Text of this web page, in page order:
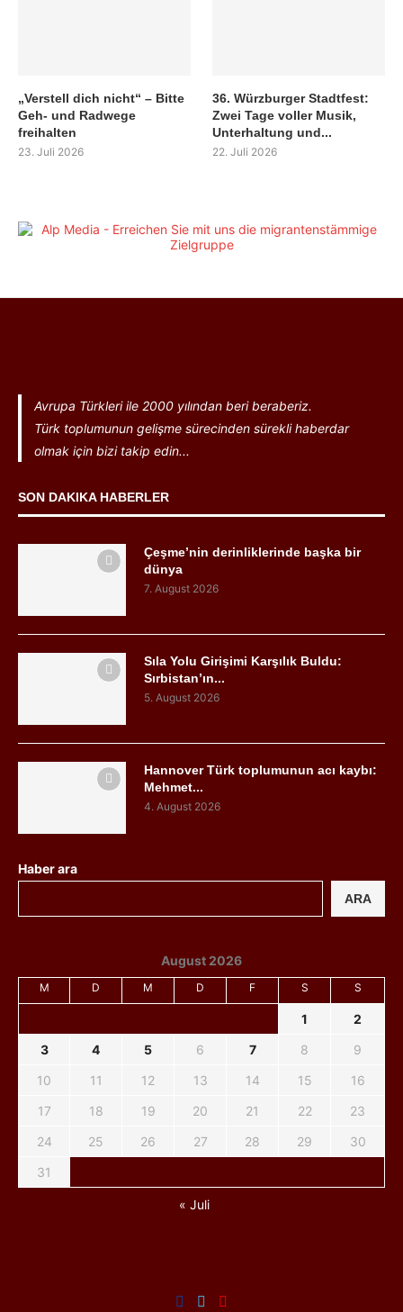
„Verstell dich nicht“ – Bitte
Geh- und Radwege
freihalten
23. Juli 2026
36. Würzburger Stadtfest:
Zwei Tage voller Musik,
Unterhaltung und...
22. Juli 2026
Avrupa Türkleri ile 2000 yılından beri beraberiz.
Türk toplumunun gelişme sürecinden sürekli haberdar
olmak için bizi takip edin...
SON DAKIKA HABERLER
Çeşme’nin derinliklerinde başka bir
dünya
7. August 2026
Sıla Yolu Girişimi Karşılık Buldu:
Sırbistan’ın...
5. August 2026
Hannover Türk toplumunun acı kaybı:
Mehmet...
4. August 2026
Haber ara
ARA
August 2026
M D M D F S S
1
2
3
4 5 6 7 8
9
10
11 12 13 14 15
16
17
18 19 20 21 22
23
24
25 26 27 28 29
30
31
« Juli